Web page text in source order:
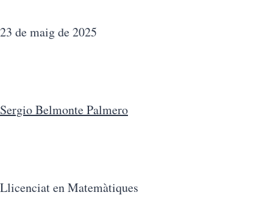
23 de maig de 2025
Sergio Belmonte Palmero
Llicenciat en Matemàtiques